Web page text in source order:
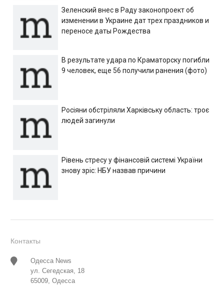
Зеленский внес в Раду законопроект об
изменении в Украине дат трех праздников и
переносе даты Рождества
В результате удара по Краматорску погибли
9 человек, еще 56 получили ранения (фото)
Росіяни обстріляли Харківську область: троє
людей загинули
Рівень стресу у фінансовій системі України
знову зріс: НБУ назвав причини
Контакты
Одесса News
ул. Сегедская, 18
65009, Одесса